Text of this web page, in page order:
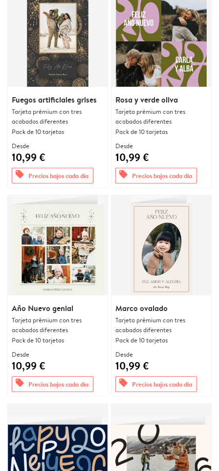
Fuegos artificiales grises
Tarjeta prémium con tres
acabados diferentes
Pack de 10 tarjetas
Desde
10,99 €
offers Precios bajos cada día
Rosa y verde oliva
Tarjeta prémium con tres
acabados diferentes
Pack de 10 tarjetas
Desde
10,99 €
offers Precios bajos cada día
Año Nuevo genial
Tarjeta prémium con tres
acabados diferentes
Pack de 10 tarjetas
Desde
10,99 €
offers Precios bajos cada día
Marco ovalado
Tarjeta prémium con tres
acabados diferentes
Pack de 10 tarjetas
Desde
10,99 €
offers Precios bajos cada día